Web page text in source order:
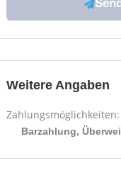
Weitere Angaben
Zahlungsmöglichkeiten:
Barzahlung,